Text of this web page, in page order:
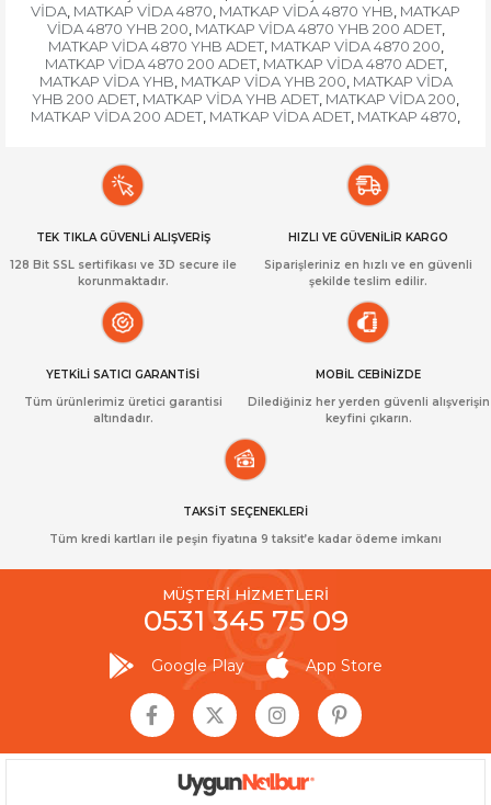
VİDA MATKAP VİDA 4870 MATKAP VİDA 4870 YHB MATKAP
VİDA 4870 YHB 200 MATKAP VİDA 4870 YHB 200 ADET,
MATKAP VİDA 4870 YHB ADET, MATKAP VİDA 4870 200
MATKAP VİDA 4870 200 ADET, MATKAP VİDA 4870 ADET,
MATKAP VİDA YHB MATKAP VİDA YHB 200 MATKAP VİDA
YHB 200 ADET MATKAP VİDA YHB ADET MATKAP VİDA 200
MATKAP VİDA 200 ADET MATKAP VİDA ADET MATKAP 4870
TEK TIKLA GÜVENLİ ALIŞVERİŞ
128 Bit SSL sertifikası ve 3D secure ile
korunmaktadır.
HIZLI VE GÜVENİLİR KARGO
Siparişleriniz en hızlı ve en güvenli
şekilde teslim edilir.
YETKİLİ SATICI GARANTİSİ
Tüm ürünlerimiz üretici garantisi
altındadır.
MOBİL CEBİNİZDE
Dilediğiniz her yerden güvenli alışverişin
keyfini çıkarın.
TAKSİT SEÇENEKLERİ
Tüm kredi kartları ile peşin fiyatına 9 taksit’e kadar ödeme imkanı
MÜŞTERİ HİZMETLERİ
0531 345 75 09
Google Play App Store